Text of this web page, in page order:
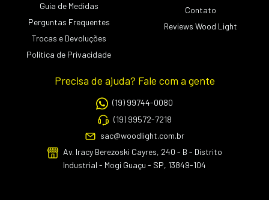
Guia de Medidas
Perguntas Frequentes
Trocas e Devoluções
Política de Privacidade
Contato
Reviews Wood Light
Precisa de ajuda? Fale com a gente
(19) 99744-0080
(19) 99572-7218
sac@woodlight.com.br
Av. Iracy Berezoski Cayres, 240 - B - Distrito
Industrial - Mogi Guaçu - SP, 13849-104